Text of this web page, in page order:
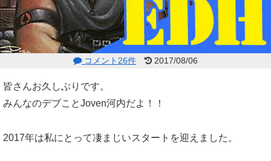
コメント26件 2017/08/06
皆さんお久しぶりです。
みんなのデブことJoven河内だよ！！
2017年は私にとって凄まじいスタートを迎えました。